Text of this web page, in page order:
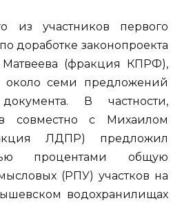
из участников первого
доработке законопроекта
Матвеева (фракция КПРФ),
около семи предложений
В частности,
совместно с Михаилом
ЛДПР) предложил
процентами общую
(РПУ) участков на
водохранилищах